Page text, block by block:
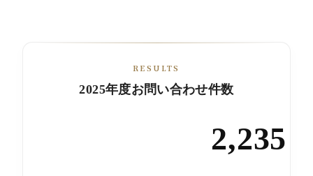
RESULTS
2025年度お問い合わせ件数
2,235